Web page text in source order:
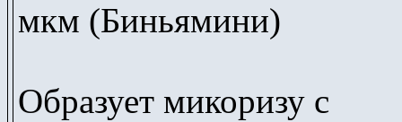
мкм (Биньямини)
Образует микоризу с